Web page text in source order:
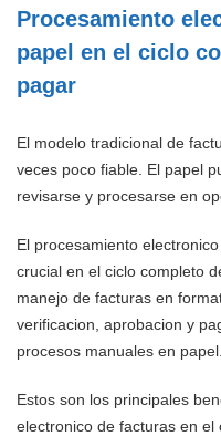
Procesamiento
papel en el ciclo
pagar
El modelo tradicional de
veces poco fiable. El papel
revisarse y procesarse en
El procesamiento
crucial en el ciclo completo
manejo de facturas en
verificacion, aprobacion y
procesos manuales en papel.
Estos son los principales
electronico de facturas en el